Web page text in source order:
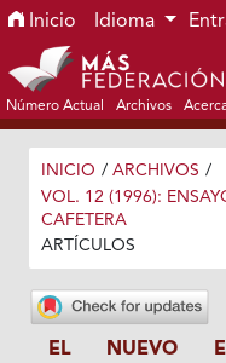
Ir al menú de
Ir al contenido principal
Ir al pie de página del
Inicio Idioma
Número Actual Archivos
INICIO / ARCHIVOS /
VOL. 12 (1996):
CAFETERA
ARTÍCULOS
EL NUEVO